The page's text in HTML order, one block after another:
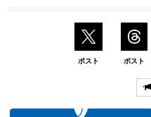
ポスト ポスト